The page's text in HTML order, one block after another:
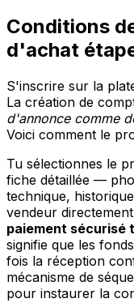
Conditions
d'achat
S'inscrire sur la
La création de
d'annonce comme
Voici comment le
Tu sélectionnes le
fiche détaillée —
technique,
vendeur
paiement sécurisé
signifie que les
fois la réception
mécanisme de
pour instaurer la